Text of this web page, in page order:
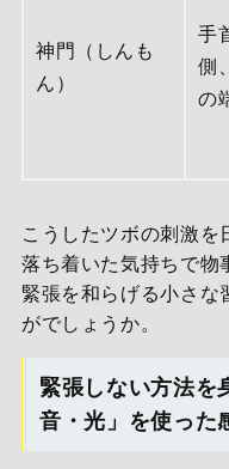
神門（しんも
ん）
手
側
の
こうしたツボの刺激を
落ち着いた気持ちで物
緊張を和らげる小さな
がでしょうか。
緊張しない方法を
音・光」を使った